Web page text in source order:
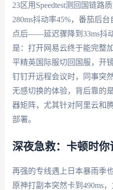
23区用Speedtest测回国链路
280ms抖动率45%，番茄后
点后——延迟骤降到33ms抖
是：打开网易云终于能完整
平精英国际服切回国服，开
钉钉开远程会议时，同事突
无感切换的体验，背后靠的
器矩阵，尤其针对阿里云和
部署。
深夜急救：卡顿时
再强的专线遇上日本暴雨季
原神打副本突然卡到490ms